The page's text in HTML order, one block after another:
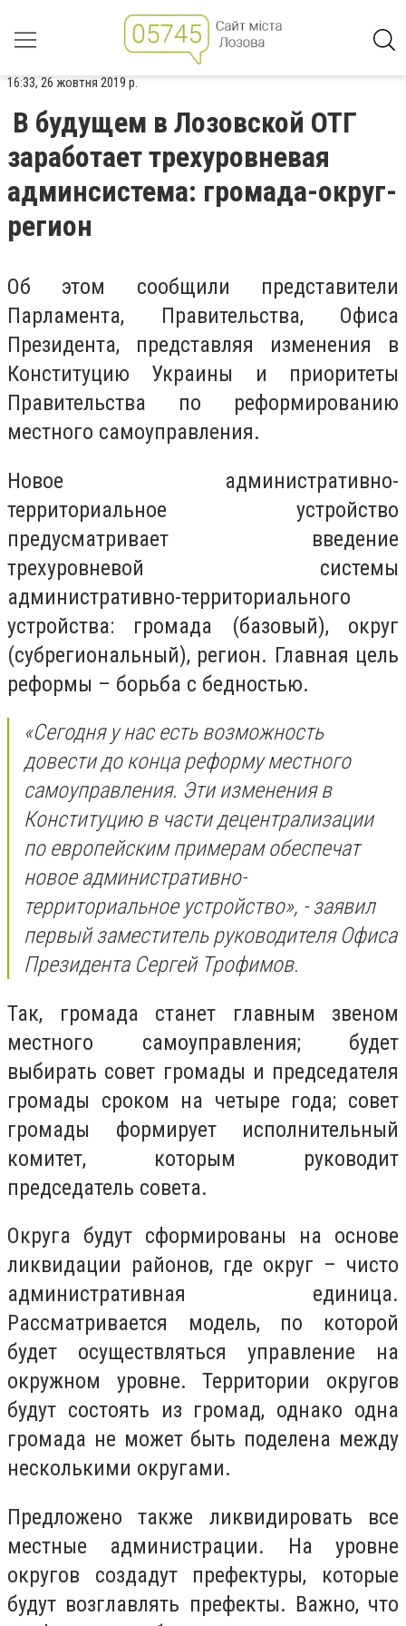
16:33, 26 жовтня 2019 р.
В будущем в Лозовской ОТГ
заработает трехуровневая
админсистема: громада-округ-
регион
Об этом сообщили представители
Парламента, Правительства, Офиса
Президента, представляя изменения в
Конституцию Украины и приоритеты
Правительства по реформированию
местного самоуправления.
Новое административно-
территориальное устройство
предусматривает введение
трехуровневой системы
административно-территориального
устройства: громада (базовый), округ
(субрегиональный), регион. Главная цель
реформы – борьба с бедностью.
«Сегодня у нас есть возможность
довести до конца реформу местного
самоуправления. Эти изменения в
Конституцию в части децентрализации
по европейским примерам обеспечат
новое административно-
территориальное устройство», - заявил
первый заместитель руководителя Офиса
Президента Сергей Трофимов.
Так, громада станет главным звеном
местного самоуправления; будет
выбирать совет громады и председателя
громады сроком на четыре года; совет
громады формирует исполнительный
комитет, которым руководит
председатель совета.
Округа будут сформированы на основе
ликвидации районов, где округ – чисто
административная единица.
Рассматривается модель, по которой
будет осуществляться управление на
окружном уровне. Территории округов
будут состоять из громад, однако одна
громада не может быть поделена между
несколькими округами.
Предложено также ликвидировать все
местные администрации. На уровне
округов создадут префектуры, которые
будут возглавлять префекты. Важно, что